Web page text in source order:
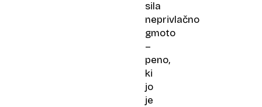
sila
neprivlačno
gmoto
–
peno,
ki
jo
je